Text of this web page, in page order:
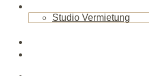
Studio Vermietung